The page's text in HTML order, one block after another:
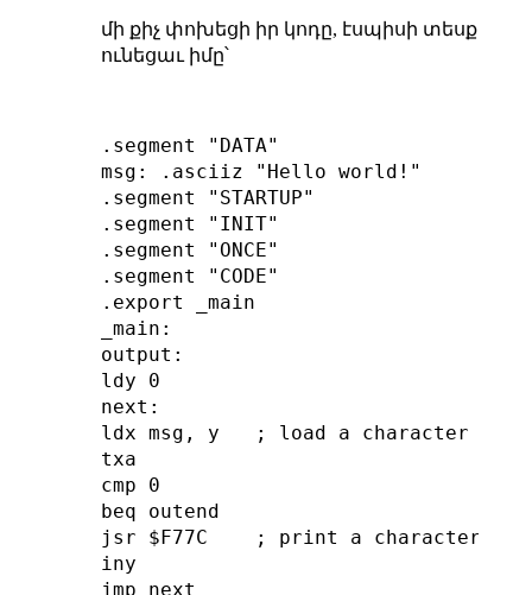
մի քիչ փոխեցի իր կոդը, էսպիսի տեսք
ունեցաւ իմը՝
.segment "DATA"
msg: .asciiz "Hello world!"
.segment "STARTUP"
.segment "INIT"
.segment "ONCE"
.segment "CODE"
.export _main
_main:
output:
ldy 0
next:
ldx msg, y   ; load a character to x
txa
cmp 0
beq outend
jsr $F77C    ; print a character
iny
jmp next